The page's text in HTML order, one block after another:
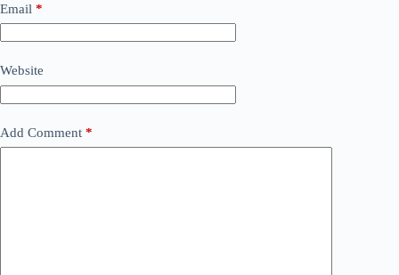
Email *
Website
Add Comment *